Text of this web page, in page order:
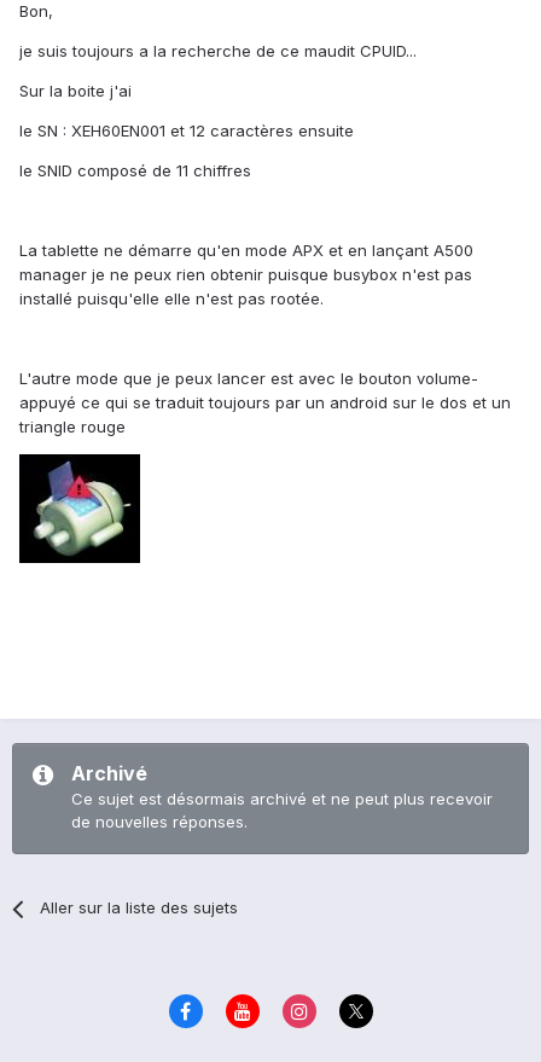
Bon,
je suis toujours a la recherche de ce maudit CPUID...
Sur la boite j'ai
le SN : XEH60EN001 et 12 caractères ensuite
le SNID composé de 11 chiffres
La tablette ne démarre qu'en mode APX et en lançant A500
manager je ne peux rien obtenir puisque busybox n'est pas
installé puisqu'elle elle n'est pas rootée.
L'autre mode que je peux lancer est avec le bouton volume-
appuyé ce qui se traduit toujours par un android sur le dos et un
triangle rouge
Archivé
Ce sujet est désormais archivé et ne peut plus recevoir
de nouvelles réponses.
Aller sur la liste des sujets